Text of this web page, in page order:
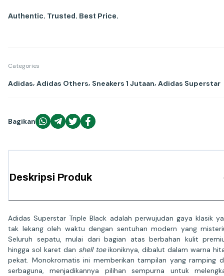
Authentic. Trusted. Best Price.
Categories
Adidas, Adidas Others, Sneakers 1 Jutaan, Adidas Superstar
Bagikan
Deskripsi Produk
Adidas Superstar Triple Black adalah perwujudan gaya klasik
tak lekang oleh waktu dengan sentuhan modern yang
Seluruh sepatu, mulai dari bagian atas berbahan kulit
hingga sol karet dan shell toeikoniknya, dibalut dalam warna
pekat. Monokromatis ini memberikan tampilan yang ramping
serbaguna, menjadikannya pilihan sempurna untuk